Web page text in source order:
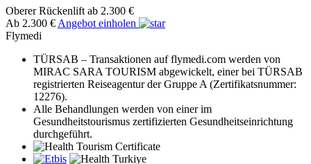
Oberer Rückenlift ab 2.300 €
Ab 2.300 € Angebot einholen
Flymedi
TÜRSAB – Transaktionen auf flymedi.com werden von
MIRAC SARA TOURISM abgewickelt, einer bei TÜRSAB
registrierten Reiseagentur der Gruppe A (Zertifikatsnummer:
12276).
Alle Behandlungen werden von einer im
Gesundheitstourismus zertifizierten Gesundheitseinrichtung
durchgeführt.